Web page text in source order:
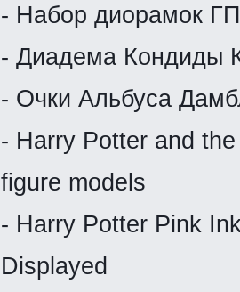
- Набор диорамок ГП
- Диадема Кондиды
- Очки Альбуса
- Harry Potter and
figure models
- Harry Potter Pink
Displayed